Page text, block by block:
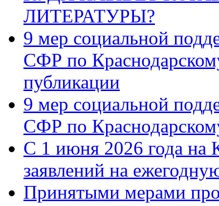
ЛИТЕРАТУРЫ?
9 мер социальной
СФР по
публикации
9 мер социальной
СФР по
С 1 июня 2026 года на
заявлений на
Принятыми мерами